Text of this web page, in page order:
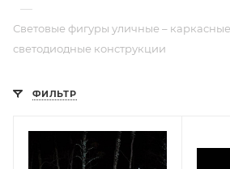
—
Световые фигуры уличные –
светодиодные конструкции
ФИЛЬТР